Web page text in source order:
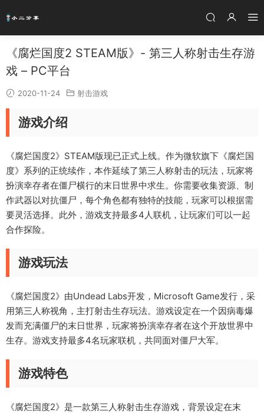
《腐烂国度2 STEAM版》- 第三人称射击生存游
戏 – PC平台
2020-11-24 射击游戏
游戏介绍
《腐烂国度2》STEAM版现已正式上线。作为微软旗下《腐烂国
度》系列的正统续作，本作延续了第三人称射击的玩法，玩家将
扮演幸存者在僵尸横行的末日世界中求生。你需要收集资源、制
作武器以对抗僵尸，每个角色都有独特的技能，玩家可以根据需
要灵活选择。此外，游戏支持最多4人联机，让玩家们可以一起
合作探险。
游戏玩法
《腐烂国度2》由Undead Labs开发，Microsoft Game发行，采
用第三人称视角，主打射击生存玩法。游戏设定在一个因病毒爆
发而充满僵尸的末日世界，玩家将扮演幸存者在这个开放世界中
生存。游戏支持最多4名玩家联机，共同面对僵尸大军。
游戏特色
《腐烂国度2》是一款第三人称射击生存游戏，背景设定在末